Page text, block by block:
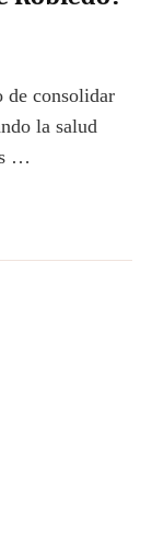
consolidar
la salud
…